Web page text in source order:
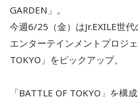
GARDEN」。
今週6/25（金）はJr.EXILE世
エンターテインメントプロジ
TOKYO」をピックアップ。
「BATTLE OF TOKYO」を構